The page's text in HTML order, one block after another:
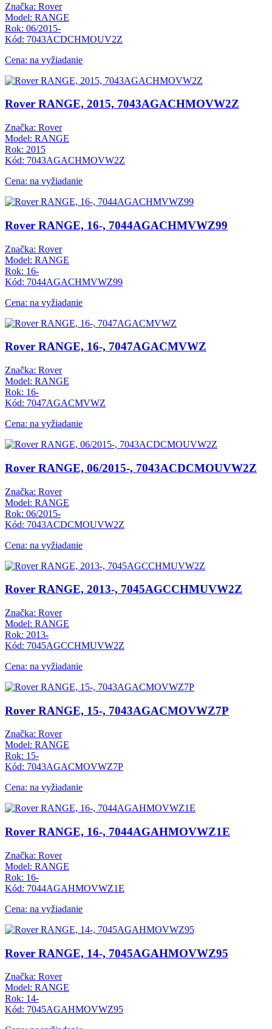
Značka: Rover
Model: RANGE
Rok: 06/2015-
Kód: 7043ACDCHMOUV2Z
Cena: na vyžiadanie
Rover RANGE, 2015, 7043AGACHMOVW2Z
Značka: Rover
Model: RANGE
Rok: 2015
Kód: 7043AGACHMOVW2Z
Cena: na vyžiadanie
Rover RANGE, 16-, 7044AGACHMVWZ99
Značka: Rover
Model: RANGE
Rok: 16-
Kód: 7044AGACHMVWZ99
Cena: na vyžiadanie
Rover RANGE, 16-, 7047AGACMVWZ
Značka: Rover
Model: RANGE
Rok: 16-
Kód: 7047AGACMVWZ
Cena: na vyžiadanie
Rover RANGE, 06/2015-, 7043ACDCMOUVW2Z
Značka: Rover
Model: RANGE
Rok: 06/2015-
Kód: 7043ACDCMOUVW2Z
Cena: na vyžiadanie
Rover RANGE, 2013-, 7045AGCCHMUVW2Z
Značka: Rover
Model: RANGE
Rok: 2013-
Kód: 7045AGCCHMUVW2Z
Cena: na vyžiadanie
Rover RANGE, 15-, 7043AGACMOVWZ7P
Značka: Rover
Model: RANGE
Rok: 15-
Kód: 7043AGACMOVWZ7P
Cena: na vyžiadanie
Rover RANGE, 16-, 7044AGAHMOVWZ1E
Značka: Rover
Model: RANGE
Rok: 16-
Kód: 7044AGAHMOVWZ1E
Cena: na vyžiadanie
Rover RANGE, 14-, 7045AGAHMOVWZ95
Značka: Rover
Model: RANGE
Rok: 14-
Kód: 7045AGAHMOVWZ95